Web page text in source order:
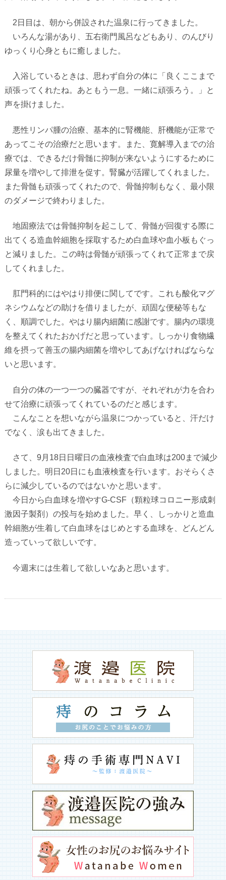
2 日目は、朝から併設された温泉に行ってきました。
いろんな湯があり、五右衛門風呂などもあり、のんびり
ゆっくり心身ともに癒しました。
入浴しているときは、思わず自分の体に「良くここまで
頑張ってくれたね。あともう一息。一緒に頑張ろう。」と
声を掛けました。
悪性リンパ腫の治療、基本的に腎機能、肝機能が正常で
あってこその治療だと思います。また、寛解導入までの治
療では、できるだけ骨髄に抑制が来ないようにするために
尿量を増やして排泄を促す。腎臓が活躍してくれました。
また骨髄も頑張ってくれたので、骨髄抑制もなく、最小限
のダメージで終わりました。
地固療法では骨髄抑制を起こして、骨髄が回復する際に
出てくる造血幹細胞を採取するため白血球や血小板もぐっ
と減りました。この時は骨髄が頑張ってくれて正常まで戻
してくれました。
肛門科的にはやはり排便に関してです。これも酸化マグ
ネシウムなどの助けを借りましたが、頑固な便秘等もな
く、順調でした。やはり腸内細菌に感謝です。腸内の環境
を整えてくれたおかげだと思っています。しっかり食物繊
維を摂って善玉の腸内細菌を増やしてあげなければならな
いと思います。
自分の体の一つ一つの臓器ですが、それぞれが力を合わ
せて治療に頑張ってくれているのだと感じます。
こんなことを想いながら温泉につかっていると、汗だけ
でなく、涙も出てきました。
さて、 9 月 18日日曜日の血液検査で白血球は200まで減少
しました。明日 20日にも血液検査を行います。おそらくさ
らに減少しているのではないかと思います。
今日から白血球を増やすG-CSF（顆粒球コロニー形成刺
激因子製剤）の投与を始めました。早く、しっかりと造血
幹細胞が生着して白血球をはじめとする血球を、どんどん
造っていって欲しいです。
今週末には生着して欲しいなあと思います。